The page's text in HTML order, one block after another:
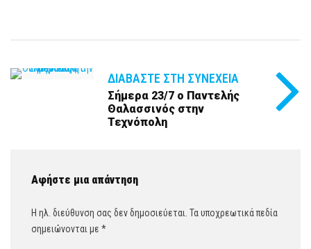
ΔΙΑΒΆΣΤΕ ΣΤΗ ΣΥΝΈΧΕΙΑ
Σήμερα 23/7 ο Παντελής
Θαλασσινός στην
Τεχνόπολη
Αφήστε μια απάντηση
Η ηλ. διεύθυνση σας δεν δημοσιεύεται. Τα υποχρεωτικά πεδία
σημειώνονται με *